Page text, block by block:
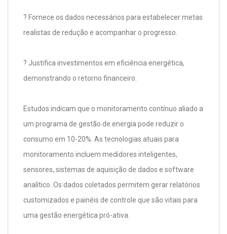
? Fornece os dados necessários para estabelecer metas
realistas de redução e acompanhar o progresso.
? Justifica investimentos em eficiência energética,
demonstrando o retorno financeiro.
Estudos indicam que o monitoramento contínuo aliado a
um programa de gestão de energia pode reduzir o
consumo em 10-20%. As tecnologias atuais para
monitoramento incluem medidores inteligentes,
sensores, sistemas de aquisição de dados e software
analítico. Os dados coletados permitem gerar relatórios
customizados e painéis de controle que são vitais para
uma gestão energética pró-ativa.